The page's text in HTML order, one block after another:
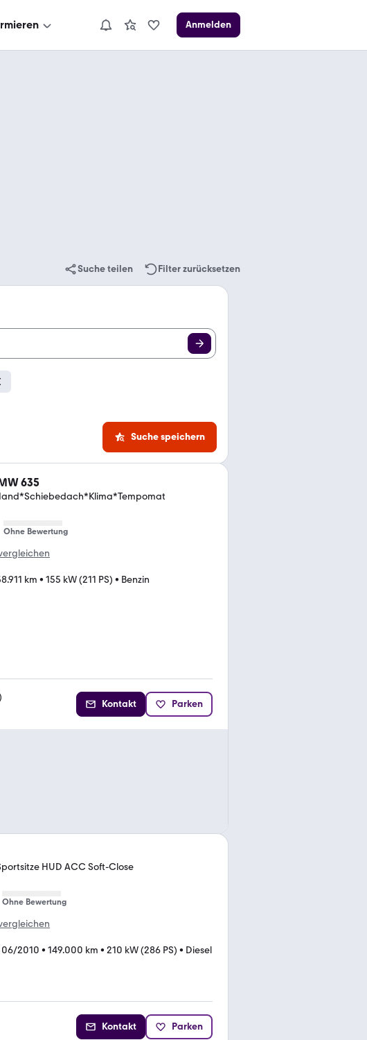
Anmelden
Suche teilen Filter zurücksetzen
Suche speichern
635
Ohne Bewertung
km • 155 kW (211 PS) • Benzin
Kontakt Parken
HUD ACC Soft-Close
Ohne Bewertung
06/2010 • 149.000 km • 210 kW (286 PS) • Diesel
Kontakt Parken